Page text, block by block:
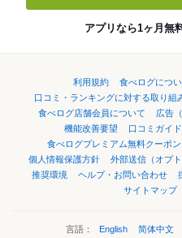
アプリなら1ヶ月無
利用規約 食べログにつ
口コミ・ランキングに対する取り組
食べログ店舗会員について
広告
機能改善要望
口コミガイ
食べログプレミアム無料クーポン
個人情報保護方針
外部送信（オプト
推奨環境
ヘルプ・お問い合わせ
サイトマップ
言語： English 简体中文